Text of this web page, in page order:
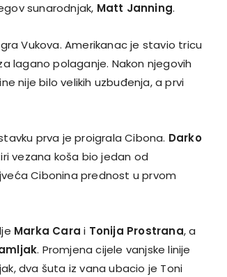
sunarodnjak, Matt Janning.
Vukova. Amerikanac je stavio tricu
lagano polaganje. Nakon njegovih
nije bilo velikih uzbuđenja, a prvi
prva je proigrala Cibona. Darko
vezana koša bio jedan od
Cibonina prednost u prvom
Marka Cara i Tonija Prostrana, a
. Promjena cijele vanjske linije
dva šuta iz vana ubacio je Toni